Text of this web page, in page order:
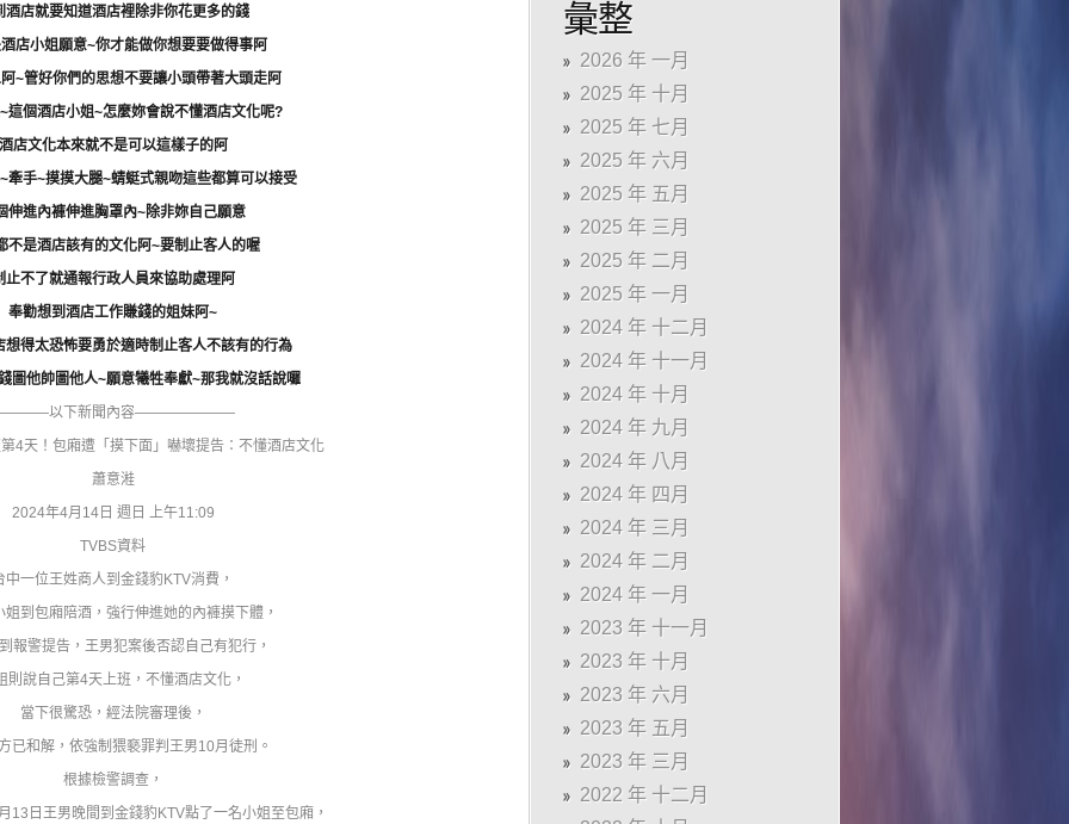
酒店就要知道酒店裡除非你花更多的錢
店小姐願意~你才能做你想要要做得事阿
~管好你們的思想不要讓小頭帶著大頭走阿
這個酒店小姐~怎麼妳會說不懂酒店文化呢?
店文化本來就不是可以這樣子的阿
牽手~摸摸大腿~蜻蜓式親吻這些都算可以接受
伸進內褲伸進胸罩內~除非妳自己願意
不是酒店該有的文化阿~要制止客人的喔
止不了就通報行政人員來協助處理阿
奉勸想到酒店工作賺錢的姐妹阿~
想得太恐怖要勇於適時制止客人不該有的行為
圖他帥圖他人~願意犧牲奉獻~那我就沒話說囉
以下新聞內容———————
4天！包廂遭「摸下面」嚇壞提告：不懂酒店文化
蕭意溎
2024年4月14日 週日 上午11:09
TVBS資料
中一位王姓商人到金錢豹KTV消費，
姐到包廂陪酒，強行伸進她的內褲摸下體，
報警提告，王男犯案後否認自己有犯行，
則說自己第4天上班，不懂酒店文化，
當下很驚恐，經法院審理後，
已和解，依強制猥褻罪判王男10月徒刑。
根據檢警調查，
13日王男晚間到金錢豹KTV點了一名小姐至包廂，
彙整
2026 年 一月
2025 年 十月
2025 年 七月
2025 年 六月
2025 年 五月
2025 年 三月
2025 年 二月
2025 年 一月
2024 年 十二月
2024 年 十一月
2024 年 十月
2024 年 九月
2024 年 八月
2024 年 四月
2024 年 三月
2024 年 二月
2024 年 一月
2023 年 十一月
2023 年 十月
2023 年 六月
2023 年 五月
2023 年 三月
2022 年 十二月